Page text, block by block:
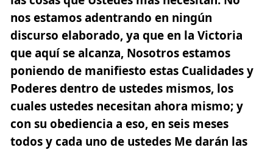
nos estamos adentrando en ningún
discurso elaborado, ya que en la Victoria
que aquí se alcanza, Nosotros estamos
poniendo de manifiesto estas Cualidades y
Poderes dentro de ustedes mismos, los
cuales ustedes necesitan ahora mismo; y
con su obediencia a eso, en seis meses
todos y cada uno de ustedes Me darán las